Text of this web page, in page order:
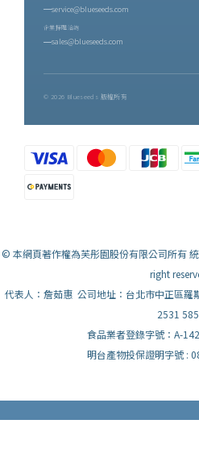
service@blueseeds.com
企業採購洽詢
sales@blueseeds.com
© 2026 Blueseeds 版權所有
© 本網頁著作權為芙彤園股份有限公司所有
right
代表人：詹茹惠 公司地址：台北市中正區
2531
食品業者登錄字號：A-
明台產物投保證明字號 :